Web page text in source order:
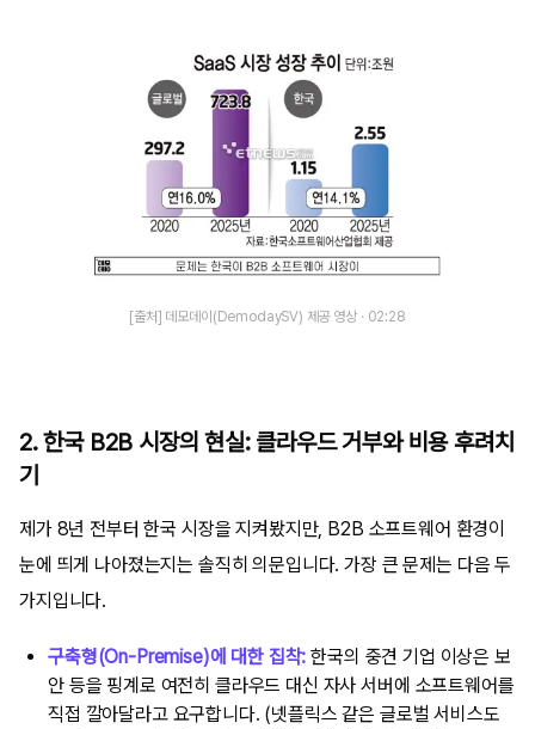
[출처] 데모데이(DemodaySV) 제공 영상 · 02:28
2. 한국 B2B 시장의 현실: 클라우드 거부와 비용 후려치
기
제가 8년 전부터 한국 시장을 지켜봤지만, B2B 소프트웨어 환경이
눈에 띄게 나아졌는지는 솔직히 의문입니다. 가장 큰 문제는 다음 두
가지입니다.
구축형(On-Premise)에 대한 집착: 한국의 중견 기업 이상은 보
안 등을 핑계로 여전히 클라우드 대신 자사 서버에 소프트웨어를
직접 깔아달라고 요구합니다. (넷플릭스 같은 글로벌 서비스도